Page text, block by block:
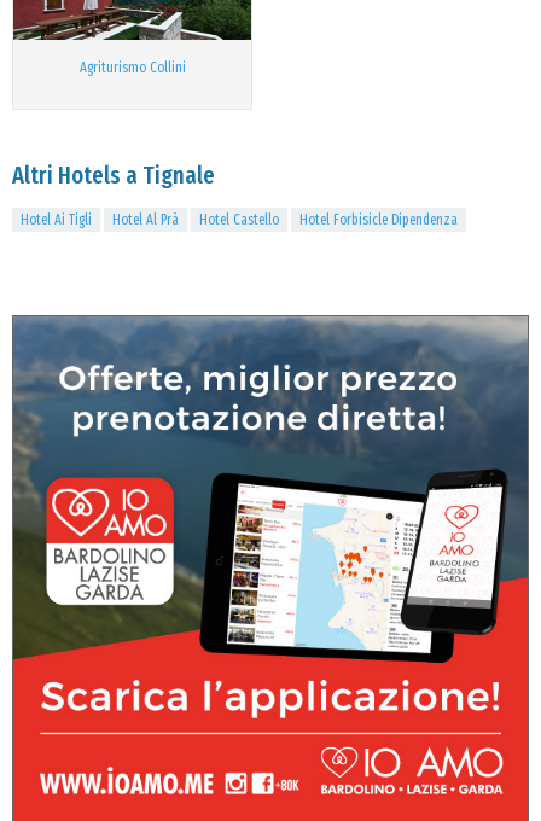
Agriturismo Collini
Altri Hotels a Tignale
Hotel Ai Tigli Hotel Al Prà Hotel Castello Hotel Forbisicle Dipendenza